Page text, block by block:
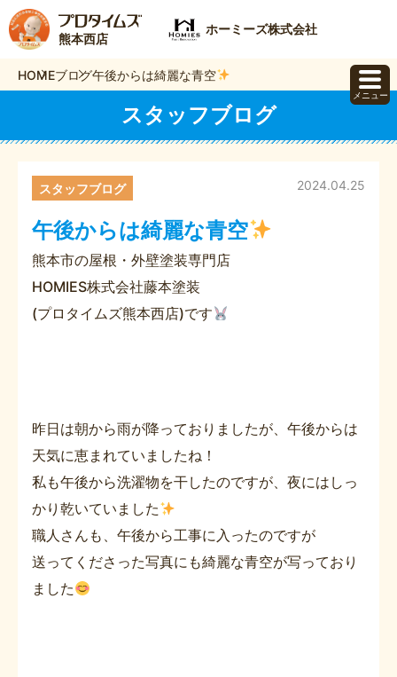
熊本西店
ホーミーズ株式会社
HOMEブログ午後からは綺麗な青空
スタッフブログ
午後からは綺麗な青空
2024.04.25
スタッフブログ
熊本市の屋根・外壁塗装専門店
HOMIES株式会社藤本塗装
(プロタイムズ熊本西店)です
昨日は朝から雨が降っておりましたが、午後からは
天気に恵まれていましたね！
私も午後から洗濯物を干したのですが、夜にはしっ
かり乾いていました
職人さんも、午後から工事に入ったのですが
送ってくださった写真にも綺麗な青空が写っており
ました
メニュー